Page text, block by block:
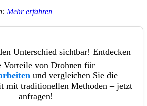
Mehr erfahren
Unterschied sichtbar! Entdecken
Vorteile von Drohnen für
und vergleichen Sie die
mit traditionellen Methoden – jetzt
anfragen!